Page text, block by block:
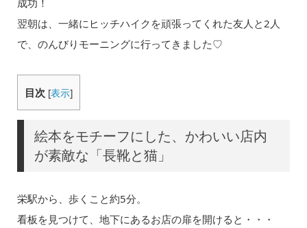
翌朝は、一緒にヒッチハイクを頑張ってくれた友人と2人
で、のんびりモーニングに行ってきました♡
目次 [表示]
絵本をモチーフにした、かわいい店内
が素敵な「長靴と猫」
栄駅から、歩くこと約5分。
看板を見つけて、地下にあるお店の扉を開けると・・・